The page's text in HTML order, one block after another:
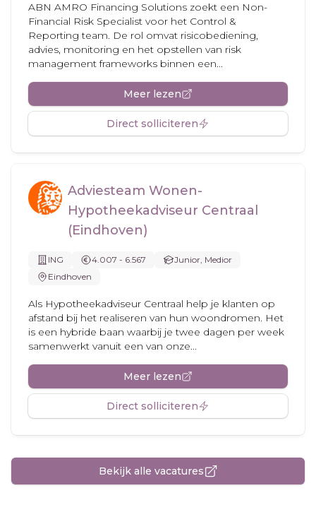
ABN AMRO Financing Solutions zoekt een Non-
Financial Risk Specialist voor het Control &
Reporting team. De rol omvat risicobediening,
advies, monitoring en het opstellen van risk
management frameworks binnen een...
Meer lezen
Direct solliciteren
Adviesteam Wonen-
Hypotheekadviseur Centraal
(Eindhoven)
ING 4.007 - 6.567
Junior, Medior
Eindhoven
Als Hypotheekadviseur Centraal help je klanten op
afstand bij het realiseren van hun woondromen. Het
is een hybride baan waarbij je twee dagen per week
samenwerkt vanuit een van onze...
Meer lezen
Direct solliciteren
Bekijk alle vacatures